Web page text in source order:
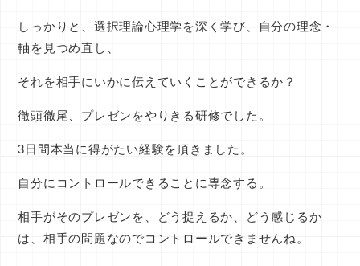
しっかりと、選択理論心理学を深く学び、自分の理念・
軸を見つめ直し、
それを相手にいかに伝えていくことができるか？
徹頭徹尾、プレゼンをやりきる研修でした。
3日間本当に得がたい経験を頂きました。
自分にコントロールできることに専念する。
相手がそのプレゼンを、どう捉えるか、どう感じるか
は、相手の問題なのでコントロールできませんね。